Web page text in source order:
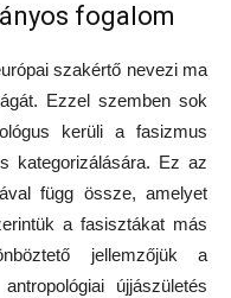
fogalom
szakértő nevezi ma
Ezzel szemben sok
kerüli a fasizmus
kategorizálására. Ez az
függ össze, amelyet
a fasisztákat más
jellemzőjük a
újjászületés